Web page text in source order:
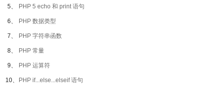
5、 PHP 5 echo 和 print 语句
6、 PHP 数据类型
7、 PHP 字符串函数
8、 PHP 常量
9、 PHP 运算符
10、 PHP if...else...elseif 语句